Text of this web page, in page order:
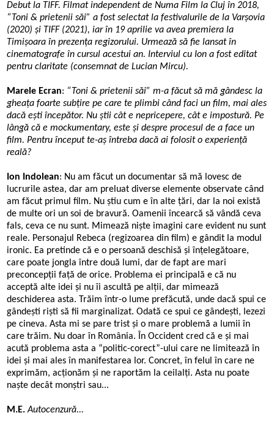
Debut la TIFF. Filmat independent de Numa Film la Cluj în 2018,
“Toni & prietenii săi” a fost selectat la festivalurile de la Varșovia
(2020) și TIFF (2021), iar în 19 aprilie va avea premiera la
Timișoara în prezența regizorului. Urmează să fie lansat în
cinematografe în cursul acestui an. Interviul cu Ion a fost editat
pentru claritate (consemnat de Lucian Mircu).
Marele Ecran: “Toni & prietenii săi” m-a făcut să mă gândesc la
gheața foarte subțire pe care te plimbi când faci un film, mai ales
dacă ești începător. Nu știi cât e nepricepere, cât e impostură. Pe
lângă că e mockumentary, este și despre procesul de a face un
film. Pentru început te-aș întreba dacă ai folosit o experiență
reală?
Ion Indolean: Nu am făcut un documentar să mă lovesc de
lucrurile astea, dar am preluat diverse elemente observate când
am făcut primul film. Nu știu cum e în alte țări, dar la noi există
de multe ori un soi de bravură. Oamenii încearcă să vândă ceva
fals, ceva ce nu sunt. Mimează niște imagini care evident nu sunt
reale. Personajul Rebeca (regizoarea din film) e gândit la modul
ironic. Ea pretinde că e o persoană deschisă și înțelegătoare,
care poate jongla între două lumi, dar de fapt are mari
preconcepții față de orice. Problema ei principală e că nu
acceptă alte idei și nu îi ascultă pe alții, dar mimează
deschiderea asta. Trăim într-o lume prefăcută, unde dacă spui ce
gândești riști să fii marginalizat. Odată ce spui ce gândești, lezezi
pe cineva. Asta mi se pare trist și o mare problemă a lumii în
care trăim. Nu doar în România. În Occident cred că e și mai
acută problema asta a “politic-corect”-ului care ne limitează în
idei și mai ales în manifestarea lor. Concret, în felul în care ne
exprimăm, acționăm și ne raportăm la ceilalți. Asta nu poate
naște decât monștri sau...
M.E.Autocenzură...